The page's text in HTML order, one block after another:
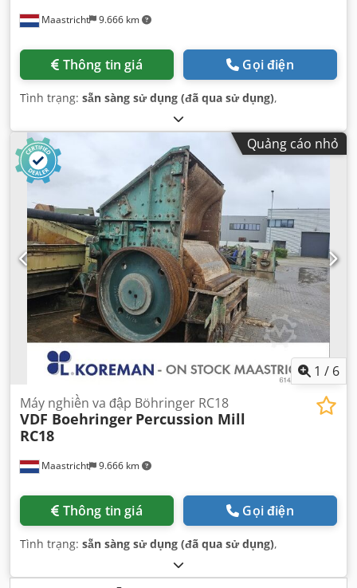
Maastricht 9.666 km
Thông tin giá Gọi điện
Tình trạng: sẵn sàng sử dụng (đã qua sử dụng),
Quảng cáo nhỏ
1 / 6
Maastricht 9.666 km
Máy nghiền va đập Böhringer RC18
VDF Boehringer Percussion Mill
RC18
Thông tin giá Gọi điện
Tình trạng: sẵn sàng sử dụng (đã qua sử dụng),